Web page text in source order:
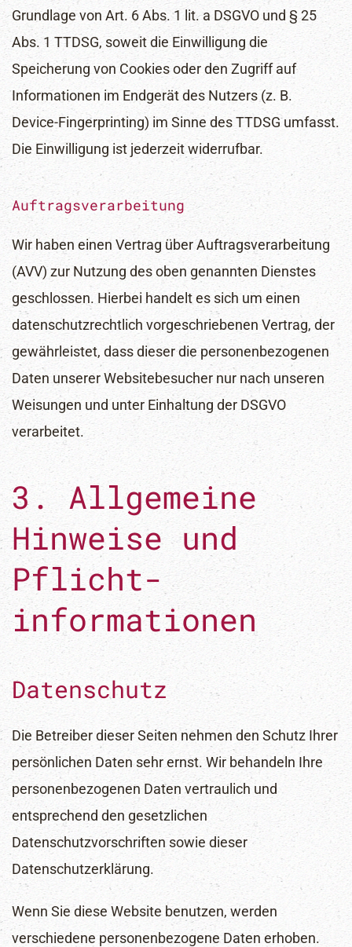
Grundlage von Art. 6 Abs. 1 lit. a DSGVO und § 25
Abs. 1 TTDSG, soweit die Einwilligung die
Speicherung von Cookies oder den Zugriff auf
Informationen im Endgerät des Nutzers (z. B.
Device-Fingerprinting) im Sinne des TTDSG umfasst.
Die Einwilligung ist jederzeit widerrufbar.
Auftragsverarbeitung
Wir haben einen Vertrag über Auftragsverarbeitung
(AVV) zur Nutzung des oben genannten Dienstes
geschlossen. Hierbei handelt es sich um einen
datenschutzrechtlich vorgeschriebenen Vertrag, der
gewährleistet, dass dieser die personenbezogenen
Daten unserer Websitebesucher nur nach unseren
Weisungen und unter Einhaltung der DSGVO
verarbeitet.
3. Allgemeine
Hinweise und
Pflicht­
informationen
Datenschutz
Die Betreiber dieser Seiten nehmen den Schutz Ihrer
persönlichen Daten sehr ernst. Wir behandeln Ihre
personenbezogenen Daten vertraulich und
entsprechend den gesetzlichen
Datenschutzvorschriften sowie dieser
Datenschutzerklärung.
Wenn Sie diese Website benutzen, werden
verschiedene personenbezogene Daten erhoben.